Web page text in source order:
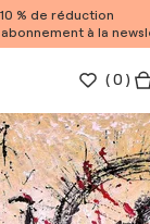
10 % de réduction
à la
(0 )